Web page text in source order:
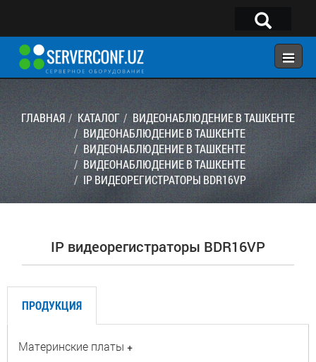
×
ГЛАВНАЯ
КОНФИГУРАТОР
КАТАЛОГ
УСЛУГИ
Telegram:@serverconf_uz
Тел: (90) 932-18-00
ГЛАВНАЯ КАТАЛОГ
ВИДЕОНАБЛЮДЕНИЕ В ТАШКЕНТЕ
ВИДЕОНАБЛЮДЕНИЕ В ТАШКЕНТЕ
ВИДЕОНАБЛЮДЕНИЕ В ТАШКЕНТЕ
ВИДЕОНАБЛЮДЕНИЕ В ТАШКЕНТЕ
IP ВИДЕОРЕГИСТРАТОРЫ BDR16VP
IP видеорегистраторы BDR16VP
ПРОДУКЦИЯ
Материнские платы +